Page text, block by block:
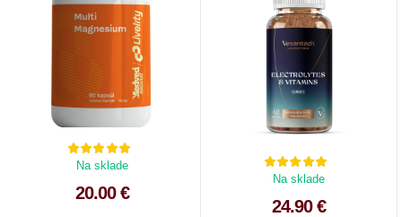
Na sklade
20.00 €
Na sklade
24.90 €